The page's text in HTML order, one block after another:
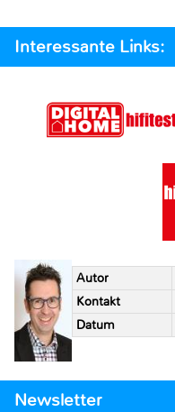
Interessante Links:
Autor
Kontakt
Datum
Newsletter